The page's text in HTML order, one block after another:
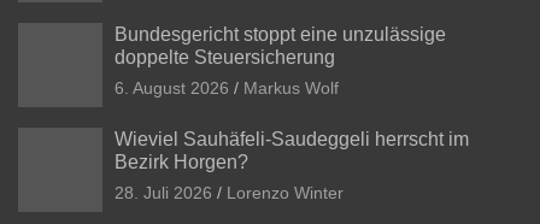
Bundesgericht stoppt eine unzulässige
doppelte Steuersicherung
6. August 2026 Markus Wolf
Wieviel Sauhäfeli-Saudeggeli herrscht im
Bezirk Horgen?
28. Juli 2026 Lorenzo Winter